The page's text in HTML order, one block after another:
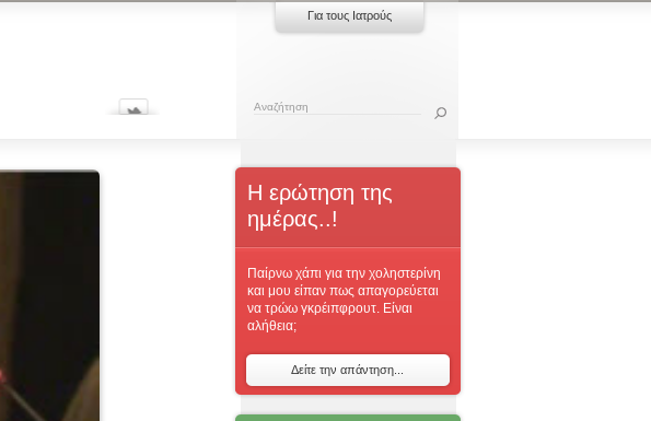
Για τους Ιατρούς
Η ερώτηση της
ημέρας..!
Παίρνω χάπι για την χοληστερίνη
και μου είπαν πως απαγορεύεται
να τρώω γκρέιπφρουτ. Είναι
αλήθεια;
Δείτε την απάντηση...